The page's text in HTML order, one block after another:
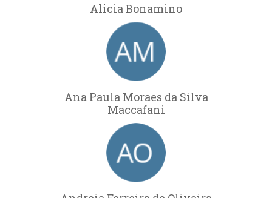
Alicia Bonamino
Ana Paula Moraes da Silva
Maccafani